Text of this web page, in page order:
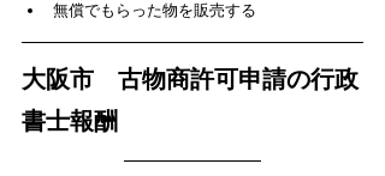
無償でもらった物を販売する
大阪市　古物商許可申請の行政
書士報酬